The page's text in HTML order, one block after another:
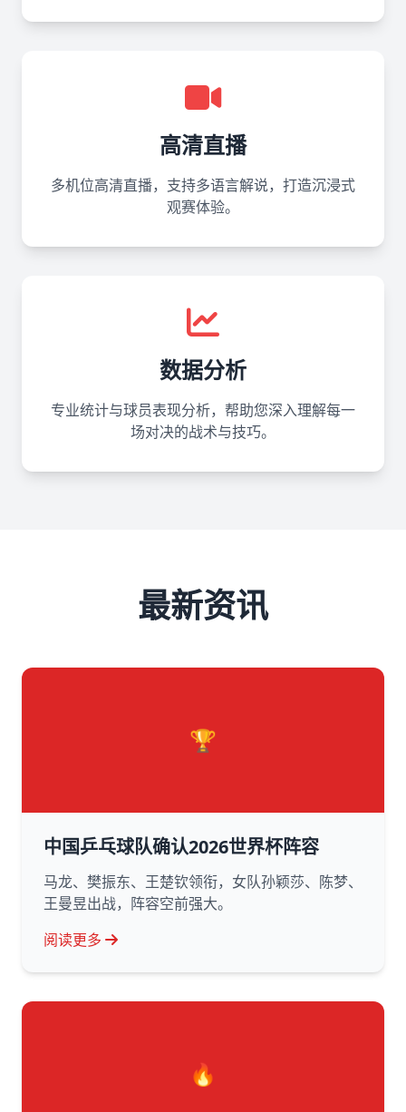
高清直播
多机位高清直播，支持多语言解说，打造沉浸式
观赛体验。
数据分析
专业统计与球员表现分析，帮助您深入理解每一
场对决的战术与技巧。
最新资讯
🏆
中国乒乓球队确认2026世界杯阵容
马龙、樊振东、王楚钦领衔，女队孙颖莎、陈梦、
王曼昱出战，阵容空前强大。
阅读更多
🔥